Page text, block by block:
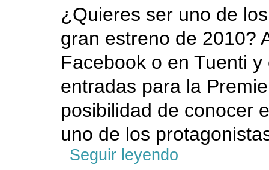
¿Quieres ser uno de
gran estreno de 2010?
Facebook o en Tuenti y
entradas para la
posibilidad de conocer
uno de los
Seguir leyendo